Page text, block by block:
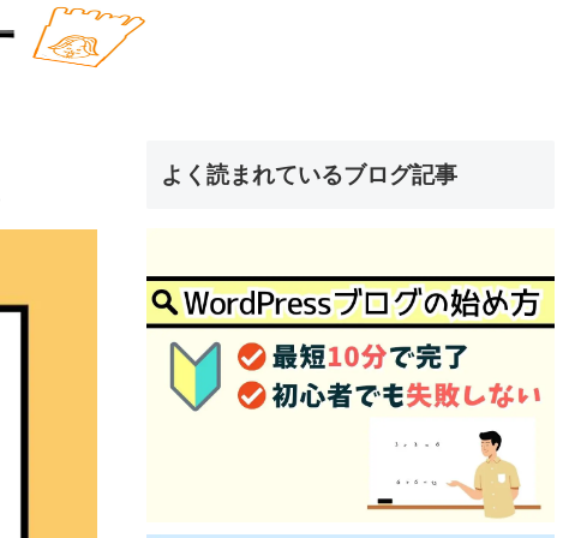
よく読まれているブログ記事